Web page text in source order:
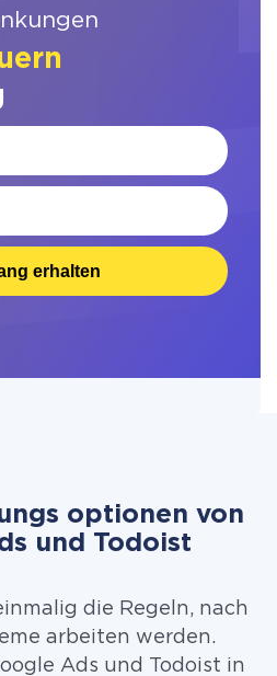
erhalten
optionen von
und Todoist
die Regeln, nach
arbeiten werden.
Ads und Todoist in